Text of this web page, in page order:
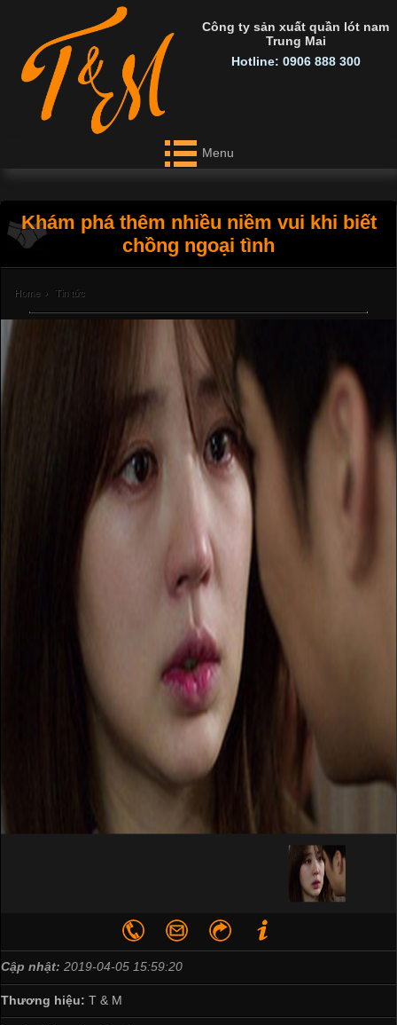
Công ty sản xuất quần lót nam
Trung Mai
Hotline: 0906 888 300
Menu
Khám phá thêm nhiều niềm vui khi biết
chồng ngoại tình
Home › Tin tức
Cập nhật: 2019-04-05 15:59:20
Thương hiệu: T & M